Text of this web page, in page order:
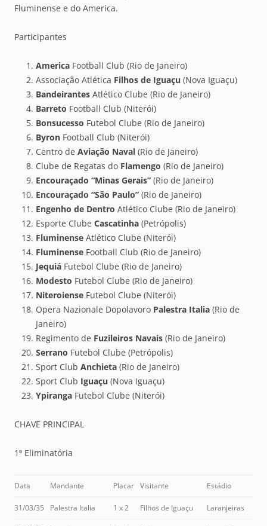
Fluminense e do America.
Participantes
America Football Club (Rio de Janeiro)
Associação Atlética Filhos de Iguaçu (Nova Iguaçu)
Bandeirantes Atlético Clube (Rio de Janeiro)
Barreto Football Club (Niterói)
Bonsucesso Futebol Clube (Rio de Janeiro)
Byron Football Club (Niterói)
Centro de Aviação Naval (Rio de Janeiro)
Clube de Regatas do Flamengo (Rio de Janeiro)
Encouraçado “Minas Gerais” (Rio de Janeiro)
Encouraçado “São Paulo” (Rio de Janeiro)
Engenho de Dentro Atlético Clube (Rio de Janeiro)
Esporte Clube Cascatinha (Petrópolis)
Fluminense Atlético Clube (Niterói)
Fluminense Football Club (Rio de Janeiro)
Jequiá Futebol Clube (Rio de Janeiro)
Modesto Futebol Clube (Rio de Janeiro)
Niteroiense Futebol Clube (Niterói)
Opera Nazionale Dopolavoro Palestra Italia (Rio de
Janeiro)
Regimento de Fuzileiros Navais (Rio de Janeiro)
Serrano Futebol Clube (Petrópolis)
Sport Club Anchieta (Rio de Janeiro)
Sport Club Iguaçu (Nova Iguaçu)
Ypiranga Futebol Clube (Niterói)
CHAVE PRINCIPAL
1ª Eliminatória
Data Mandante Placar Visitante Estádio
31/03/35 Palestra Italia 1 x 2 Filhos de Iguaçu Laranjeiras